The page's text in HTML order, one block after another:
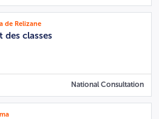
de Relizane
des classes
National Consultation